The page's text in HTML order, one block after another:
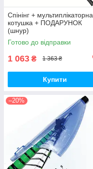
Спінінг + мультиплікаторна
котушка + ПОДАРУНОК
(шнур)
Готово до відправки
1 063 ₴ 1 363 ₴
Купити
–20%